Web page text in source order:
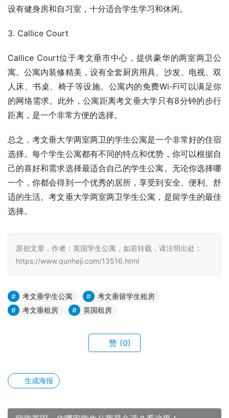
设有健身房和自习室，十分适合学生学习和休闲。
3. Callice Court
Callice Court位于考文垂市中心，提供豪华的两室两卫公
寓。公寓内装修精美，设有全套厨房用具、沙发、电视、双
人床、书桌、椅子等设施。公寓内的免费Wi-Fi可以满足你
的网络需求。此外，公寓距离考文垂大学只有8分钟的步行
距离，是一个非常方便的选择。
总之，考文垂大学两室两卫的学生公寓是一个非常好的住宿
选择。每个学生公寓都有不同的特点和优势，你可以根据自
己的喜好和需求选择最适合自己的学生公寓。无论你选择哪
一个，你都会得到一个优秀的居所，享受到安全、便利、舒
适的生活。考文垂大学两室两卫学生公寓，是留学生的最佳
选择。
原创文章，作者：英国学生公寓，如若转载，请注明出处：
https://www.qunheji.com/13516.html
考文垂学生公寓
考文垂留学生租房
考文垂租房
英国租房
赞 (0)
生成海报